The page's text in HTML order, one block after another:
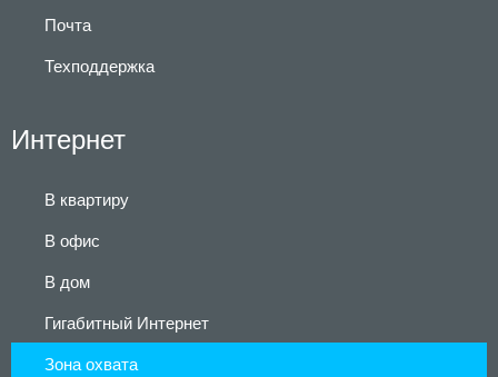
Почта
Техподдержка
Интернет
В квартиру
В офис
В дом
Гигабитный Интернет
Зона охвата